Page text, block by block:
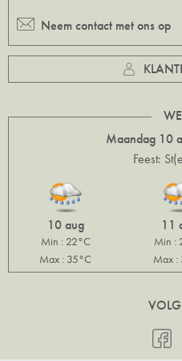
Neem contact met ons op
Maandag 10
Feest:
10 aug
Min : 22°C
Max : 35°C
11
Min :
Max :